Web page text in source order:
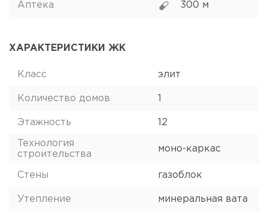
Аптека 300 м
ХАРАКТЕРИСТИКИ ЖК
Класс элит
Количество домов
Этажность 12
Технология
строительства
моно-каркас
Стены газоблок
Утепление минеральная вата